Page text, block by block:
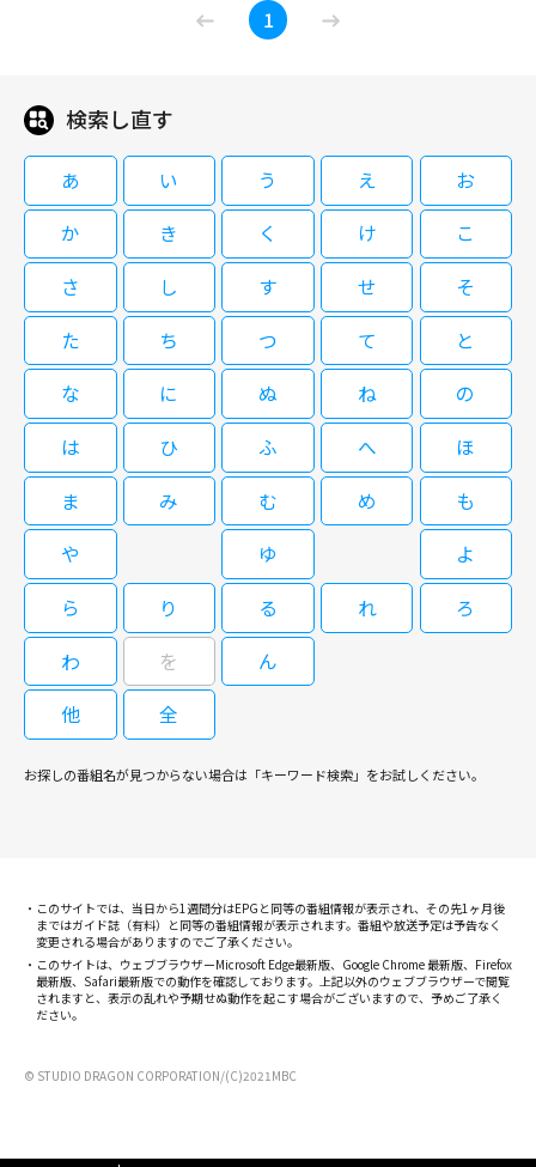
第2話 ＜出演＞チュウォン イ・ジュウ チョ・ハンチョル キム・ジェ
ウォン チェ・ファジョン イ・ドクファ 他 ▽チュウォンがダークヒー
朝鮮通宝～」#3 【日本語字幕版】
08/12(水)08:30～09:35
第3話 ＜出演＞チュウォン イ・ジュウ チョ・ハンチョル キム・ジェ
ウォン チェ・ファジョン イ・ドクファ 他 ▽チュウォンがダークヒー
ローを好演！（全12話）
韓国ドラマ「スティーラー ～七つの
朝鮮通宝～」#4 【日本語字幕版】
第4話 ＜出演＞チュウォン イ・ジュウ チョ・ハンチョル キム・ジェ
ウォン チェ・ファジョン イ・ドクファ 他 ▽チュウォンがダークヒー
ローを好演！（全12話）
第5話 ＜出演＞チュウォン イ・ジュウ チョ・ハンチョル キム・ジェ
ウォン チェ・ファジョン イ・ドクファ 他 ▽チュウォンがダークヒー
ローを好演！（全12話）
#6 ＜出演＞ チュウォン、イ・ジュ
字幕版＞
08/16(日)22:00～02:00
朝鮮王朝第22代王イ・サンと、宮廷で生きる見習い女官との、身分差を超
えた切ない恋と葛藤を美しい映像で綴る歴史大作/2021年/全17話
[字]韓◆赤い袖先＃３ 小さな波紋
08/17(月)00:40～02:00
＜番組概要＞ 朝鮮王朝第22代王イ・サンと、宮廷で生きる見習い女官と
の、身分差を超えた切ない恋と葛藤を美しい映像で綴る歴史大作。
[字]韓◆赤い袖先＃４ ドギムの戸惑
08/23(日)22:00～23:20
の、身分差を超えた切ない恋と葛藤を美しい映像で綴る歴史大作。
08/23(日)23:20～00:40
の、身分差を超えた切ない恋と葛藤を美しい映像で綴る歴史大作。
1
検索し直す
あ い う え
お
か
き く け
こ
さ
し す せ
そ
た
ち つ て
と
な
に ぬ ね
の
は
ひ ふ へ
ほ
ま
み む め
も
や
ゆ
よ
ら
り る れ
ろ
わ
を
ん
他
全
お探しの番組名が見つからない場合は「キーワード検索」をお試しください。
このサイトでは、当日から1週間分はEPGと同等の番組情報が表示され、その先1ヶ月後
まではガイド誌（有料）と同等の番組情報が表示されます。番組や放送予定は予告なく
変更される場合がありますのでご了承ください。
このサイトは、ウェブブラウザーMicrosoft Edge最新版、Google Chrome 最新版、Firefox
最新版、Safari最新版での動作を確認しております。上記以外のウェブブラウザーで閲覧
されますと、表示の乱れや予期せぬ動作を起こす場合がございますので、予めご了承く
ださい。
© STUDIO DRAGON CORPORATION/(C)2021MBC